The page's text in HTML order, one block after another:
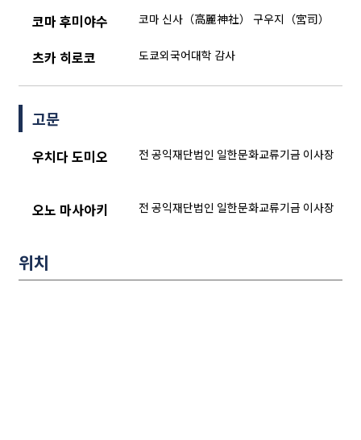
코마 후미야수 코마 신사（高麗神社） 구우지（宮司）
츠카 히로코 도쿄외국어대학 감사
고문
우치다 도미오 전 공익재단법인 일한문화교류기금 이사장
오노 마사아키 전 공익재단법인 일한문화교류기금 이사장
위치